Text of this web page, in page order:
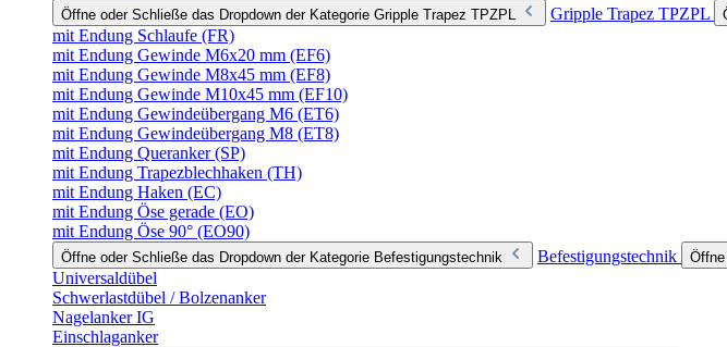
Öffne oder Schließe das Dropdown der Kategorie Gripple Trapez TPZPL Gripple Trapez TPZPL
mit Endung Schlaufe (FR)
mit Endung Gewinde M6x20 mm (EF6)
mit Endung Gewinde M8x45 mm (EF8)
mit Endung Gewinde M10x45 mm (EF10)
mit Endung Gewindeübergang M6 (ET6)
mit Endung Gewindeübergang M8 (ET8)
mit Endung Queranker (SP)
mit Endung Trapezblechhaken (TH)
mit Endung Haken (EC)
mit Endung Öse gerade (EO)
mit Endung Öse 90° (EO90)
Öffne oder Schließe das Dropdown der Kategorie Befestigungstechnik Befestigungstechnik
Universaldübel
Schwerlastdübel / Bolzenanker
Nagelanker IG
Einschlaganker